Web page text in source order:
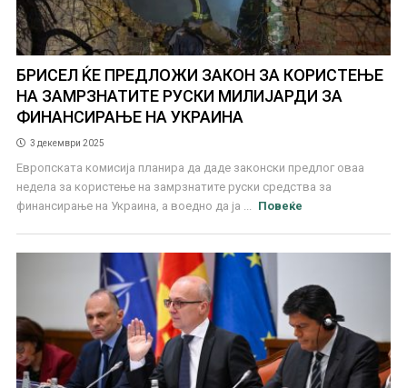
БРИСЕЛ ЌЕ ПРЕДЛОЖИ ЗАКОН ЗА КОРИСТЕЊЕ
НА ЗАМРЗНАТИТЕ РУСКИ МИЛИЈАРДИ ЗА
ФИНАНСИРАЊЕ НА УКРАИНА
3 декември 2025
Европската комисија планира да даде законски предлог оваа
недела за користење на замрзнатите руски средства за
финансирање на Украина, а воедно да ја ...
Повеќе